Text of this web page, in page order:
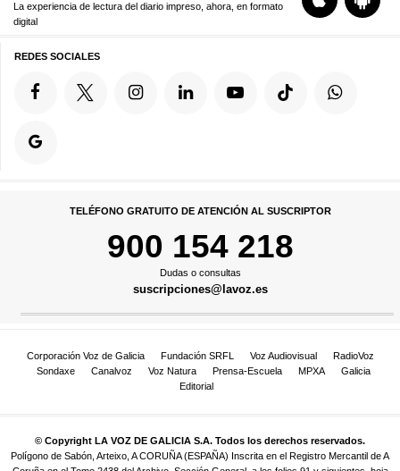
La experiencia de lectura del diario impreso, ahora, en formato
digital
REDES SOCIALES
TELÉFONO GRATUITO DE ATENCIÓN AL SUSCRIPTOR
900 154 218
Dudas o consultas
suscripciones@lavoz.es
Corporación Voz de Galicia Fundación SRFL Voz Audiovisual
RadioVoz
Sondaxe
Canalvoz Voz Natura Prensa-Escuela MPXA
Galicia
Editorial
© Copyright LA VOZ DE GALICIA S.A. Todos los derechos reservados.
Polígono de Sabón, Arteixo, A CORUÑA (ESPAÑA) Inscrita en el Registro Mercantil de A